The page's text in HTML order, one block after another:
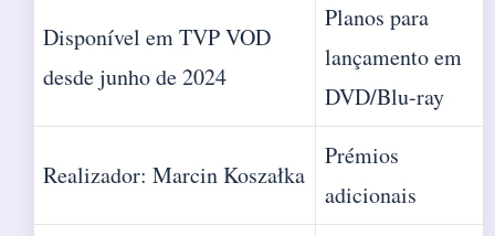
Disponível em TVP VOD
desde junho de 2024
Planos para
lançamento em
DVD/Blu-ray
Realizador: Marcin Koszałka
Prémios
adicionais